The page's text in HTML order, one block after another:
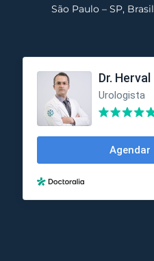
São Paulo – SP, Brasil